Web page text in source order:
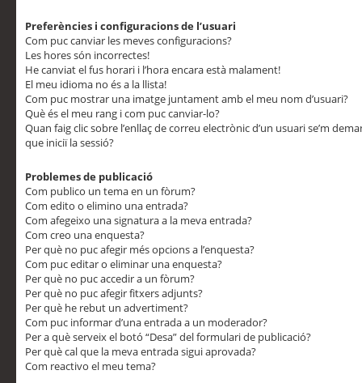
Preferències i configuracions de l’usuari
Com puc canviar les meves configuracions?
Les hores són incorrectes!
He canviat el fus horari i l’hora encara està malament!
El meu idioma no és a la llista!
Com puc mostrar una imatge juntament amb el meu nom d’usuari?
Què és el meu rang i com puc canviar-lo?
Quan faig clic sobre l’enllaç de correu electrònic d’un usuari se’m
que iniciï la sessió?
Problemes de publicació
Com publico un tema en un fòrum?
Com edito o elimino una entrada?
Com afegeixo una signatura a la meva entrada?
Com creo una enquesta?
Per què no puc afegir més opcions a l’enquesta?
Com puc editar o eliminar una enquesta?
Per què no puc accedir a un fòrum?
Per què no puc afegir fitxers adjunts?
Per què he rebut un advertiment?
Com puc informar d’una entrada a un moderador?
Per a què serveix el botó “Desa” del formulari de publicació?
Per què cal que la meva entrada sigui aprovada?
Com reactivo el meu tema?